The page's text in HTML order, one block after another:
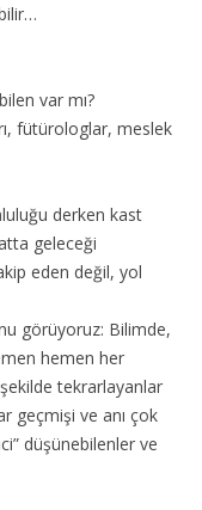
var mı?
fütürologlar, meslek
derken kast
geleceği
eden değil, yol
görüyoruz: Bilimde,
hemen her
tekrarlayanlar
geçmişi ve anı çok
düşünebilenler ve